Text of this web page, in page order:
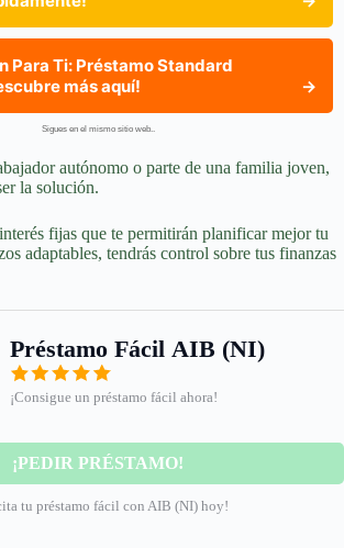
Para Ti: Préstamo Standard
más aquí!
→
Sigues en el mismo sitio web..
autónomo o parte de una familia joven,
la solución.
fijas que te permitirán planificar mejor tu
adaptables, tendrás control sobre tus finanzas
Préstamo Fácil AIB (NI)
¡Consigue un préstamo fácil ahora!
¡PEDIR PRÉSTAMO!
tu préstamo fácil con AIB (NI) hoy!